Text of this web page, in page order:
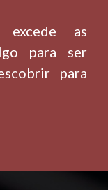
as
para ser
para